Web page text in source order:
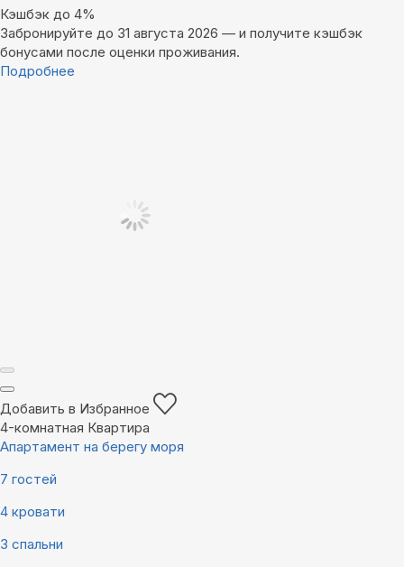
Кэшбэк до 4%
Забронируйте до 31 августа 2026 — и получите кэшбэк
бонусами после оценки проживания.
Подробнее
Добавить в Избранное
4-комнатная Квартира
Апартамент на берегу моря
7 гостей
4 кровати
3 спальни